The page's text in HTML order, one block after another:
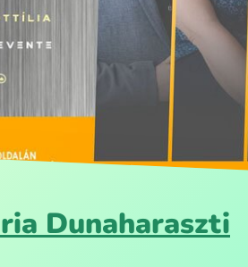
Dunaharaszti